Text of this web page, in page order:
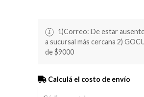
1)Correo: De estar
a sucursal más cercana 2)
de $9000
Calculá el costo de envío